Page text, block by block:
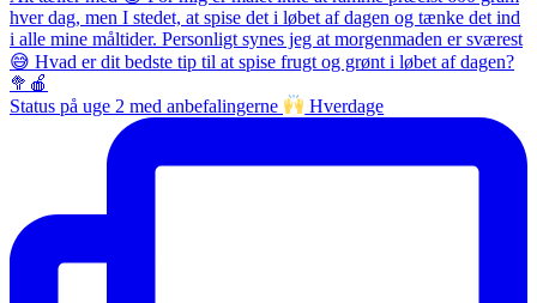
Status på uge 2 med anbefalingerne Hverdage